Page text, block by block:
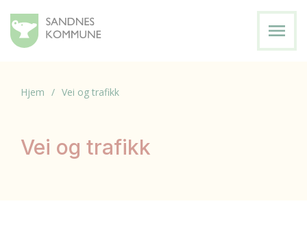
menu
Hjem Vei og trafikk
Vei og trafikk